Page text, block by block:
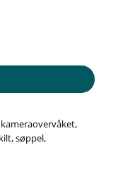
kameraovervåket,
,søppel,